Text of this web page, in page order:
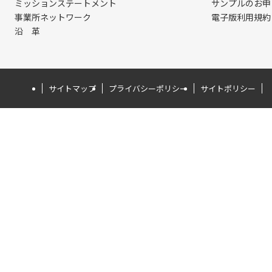
ミッションステートメント
事業所ネットワーク
沿 革
サンプルのお
電子版利用規約
サイトマップ プライバシーポリシー サイトポリシー